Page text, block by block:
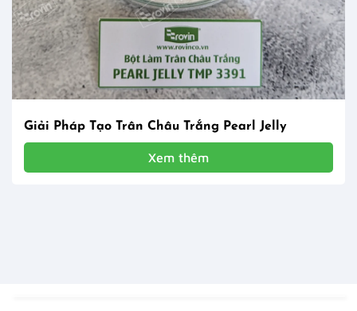
Giải Pháp Tạo Trân Châu Trắng Pearl Jelly